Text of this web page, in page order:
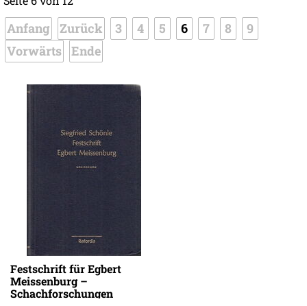
Anfang Zurück 3 4 5 6 7 8
9
Vorwärts Ende
Festschrift für Egbert
Meissenburg –
Schachforschungen